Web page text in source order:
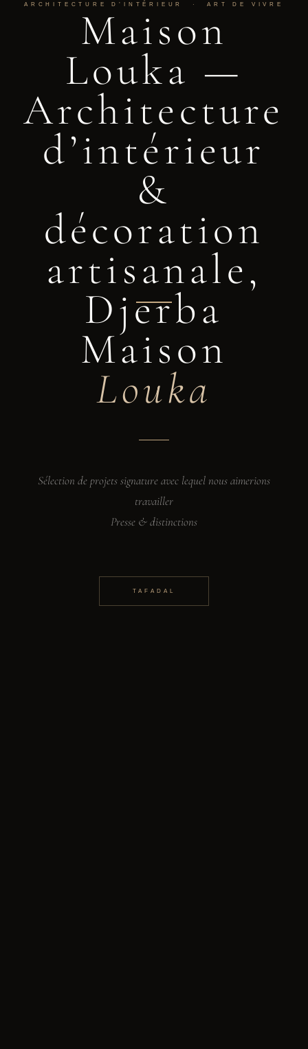
ARCHITECTURE D’INTÉRIEUR · ART DE VIVRE
Maison
Louka —
Architecture
d’intérieur
&
décoration
artisanale,
Djerba
Maison
Louka
Sélection de projets signature avec lequel nous aimerions
travailler
Presse & distinctions
TAFADAL